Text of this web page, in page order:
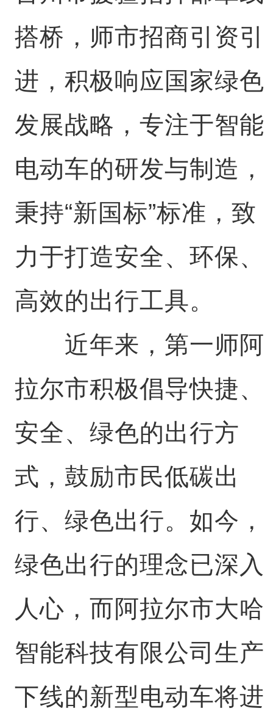
搭桥，师市招商引资引
进，积极响应国家绿色
发展战略，专注于智能
电动车的研发与制造，
秉持“新国标”标准，致
力于打造安全、环保、
高效的出行工具。
近年来，第一师阿
拉尔市积极倡导快捷、
安全、绿色的出行方
式，鼓励市民低碳出
行、绿色出行。如今，
绿色出行的理念已深入
人心，而阿拉尔市大哈
智能科技有限公司生产
下线的新型电动车将进